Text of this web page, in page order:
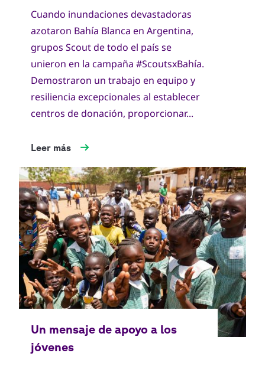
Cuando inundaciones devastadoras
azotaron Bahía Blanca en Argentina,
grupos Scout de todo el país se
unieron en la campaña #ScoutsxBahía.
Demostraron un trabajo en equipo y
resiliencia excepcionales al establecer
centros de donación, proporcionar...
Leer más